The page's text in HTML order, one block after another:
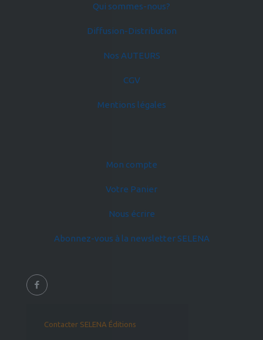
Qui sommes-nous?
Diffusion-Distribution
Nos AUTEURS
CGV
Mentions légales
Mon compte
Votre Panier
Nous écrire
Abonnez-vous à la newsletter SELENA
Contacter SELENA Éditions